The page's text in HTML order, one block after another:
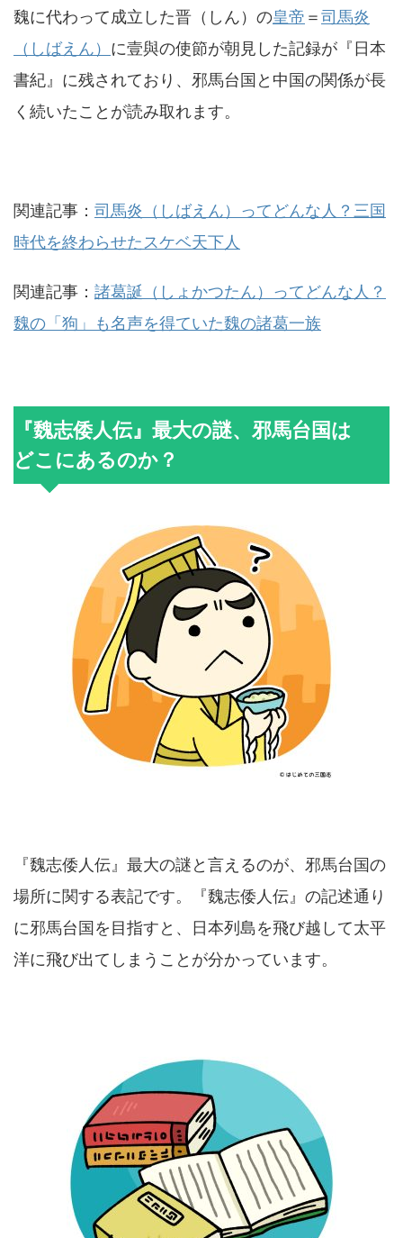
魏に代わって成立した晋（しん）の皇帝 ＝司馬炎
（しばえん） に壹與の使節が朝見した記録が『日本
書紀』に残されており、邪馬台国と中国の関係が長
く続いたことが読み取れます。
関連記事： 司馬炎（しばえん）ってどんな人？三国
時代を終わらせたスケベ天下人
関連記事： 諸葛誕（しょかつたん）ってどんな人？
魏の「狗」も名声を得ていた魏の諸葛一族
『魏志倭人伝』最大の謎、邪馬台国は
どこにあるのか？
『魏志倭人伝』最大の謎と言えるのが、邪馬台国の
場所に関する表記です。『魏志倭人伝』の記述通り
に邪馬台国を目指すと、日本列島を飛び越して太平
洋に飛び出てしまうことが分かっています。